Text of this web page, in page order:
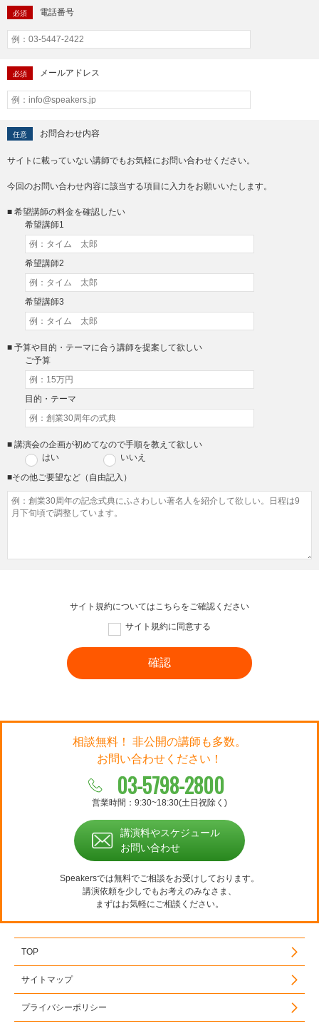
必須 電話番号
必須 メールアドレス
任意 お問合わせ内容
サイトに載っていない講師でもお気軽にお問い合わせください。
今回のお問い合わせ内容に該当する項目に入力をお願いいたします。
■ 希望講師の料金を確認したい
希望講師1
希望講師2
希望講師3
■ 予算や目的・テーマに合う講師を提案して欲しい
ご予算
目的・テーマ
■ 講演会の企画が初めてなので手順を教えて欲しい
はい
いいえ
■その他ご要望など（自由記入）
サイト規約についてはこちら をご確認ください
サイト規約に同意する
相談無料！ 非公開の講師も多数。
お問い合わせください！
03-5798-2800
営業時間：9:30~18:30(土日祝除く)
講演料やスケジュール
お問い合わせ
Speakersでは無料でご相談をお受けしております。
講演依頼を少しでもお考えのみなさま、
まずはお気軽にご相談ください。
TOP
サイトマップ
プライバシーポリシー